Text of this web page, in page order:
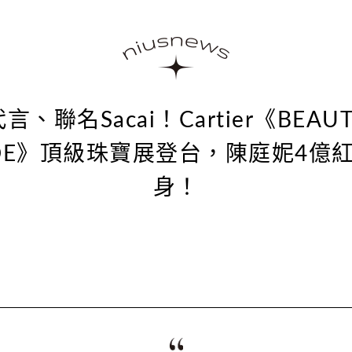
言、聯名Sacai！Cartier《
》頂級珠寶展登台，陳庭妮4億
身！